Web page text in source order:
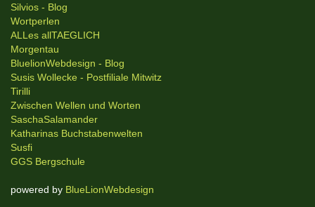
Silvios - Blog
Wortperlen
ALLes allTAEGLICH
Morgentau
BluelionWebdesign - Blog
Susis Wollecke - Postfiliale Mitwitz
Tirilli
Zwischen Wellen und Worten
SaschaSalamander
Katharinas Buchstabenwelten
Susfi
GGS Bergschule
powered by BlueLionWebdesign